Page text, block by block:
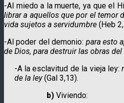
-Al miedo a la muerte, ya que el
librar a aquellos que por el temor
vida sujetos a servi­dum­bre (Heb
-Al poder del demonio: para esto
de Dios, para destruir las obras
-A la esclavitud de la vieja ley:
de la ley(Gal 3,13).
b)Viviendo: